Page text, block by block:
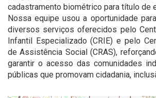
cadastramento biométrico para título de
Nossa equipe usou a oportunidade
diversos serviços oferecidos pelo
Infantil Especializado (CRIE) e pelo
de Assistência Social (CRAS),
garantir o acesso das comunidades
públicas que promovam cidadania,